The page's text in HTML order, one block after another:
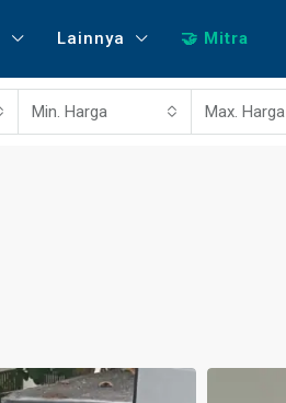
Lainnya 🤝 Mitra
Min. Harga Max. Harga